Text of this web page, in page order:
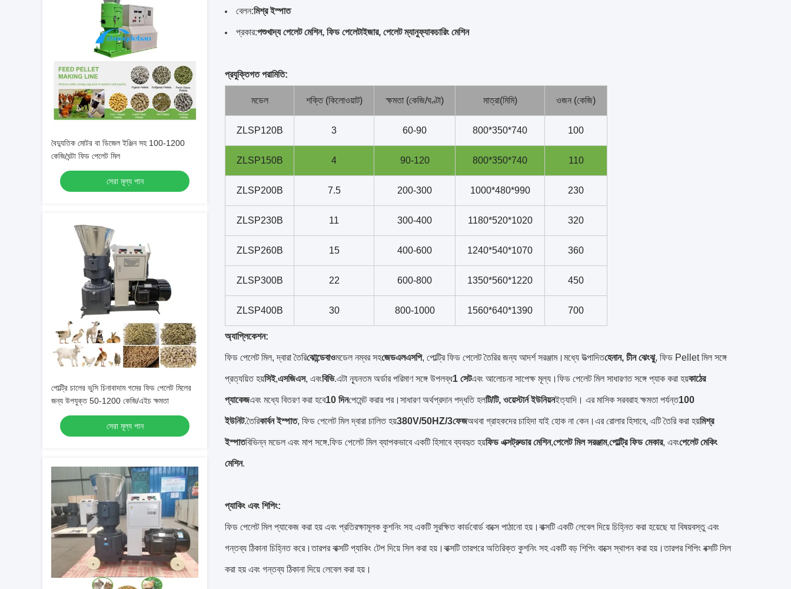
বৈদ্যুতিক মোটর বা ডিজেল ইঞ্জিন সহ 100-1200
কেজি/ঘন্টা ফিড পেলেট মিল
সেরা মূল্য পান
পোল্ট্রি চালের ভুসি চিনাবাদাম গমের ফিড পেলেট মিলের
জন্য উপযুক্ত 50-1200 কেজি/এইচ ক্ষমতা
সেরা মূল্য পান
বেলন:মিশ্র ইস্পাত
প্রকার:পশুখাদ্য পেলেট মেশিন, ফিড পেলেটাইজার, পেলেট ম্যানুফ্যাকচারিং মেশিন
প্রযুক্তিগত পরামিতি:
মডেল শক্তি (কিলোওয়াট) ক্ষমতা (কেজি/ঘণ্টা) মাত্রা(মিমি) ওজন (কেজি)
ZLSP120B 3 60-90 800*350*740 100
ZLSP150B 4 90-120 800*350*740 110
ZLSP200B 7.5 200-300 1000*480*990 230
ZLSP230B 11 300-400 1180*520*1020 320
ZLSP260B 15 400-600 1240*540*1070 360
ZLSP300B 22 600-800 1350*560*1220 450
ZLSP400B 30 800-1000 1560*640*1390 700
অ্যাপ্লিকেশন:
ফিড পেলেট মিল, দ্বারা তৈরিঝোন্ডেবাওমডেল নম্বর সহজেডএলএসপি, পোল্ট্রি ফিড পেলেট তৈরির জন্য আদর্শ সরঞ্জাম।মধ্যে উত্পাদিতহেনান, চীন ঝেংঝু, ফিড Pellet মিল সঙ্গে
প্রত্যয়িত হয়সিই,এসজিএস, এবংবিভি.এটা ন্যূনতম অর্ডার পরিমাণ সঙ্গে উপলব্ধ1 সেটএবং আলোচনা সাপেক্ষ মূল্য।ফিড পেলেট মিল সাধারণত সঙ্গে প্যাক করা হয়কাঠের
প্যাকেজএবং মধ্যে বিতরণ করা হবে10 দিনপেমেন্ট করার পর।সাধারণ অর্থপ্রদান পদ্ধতি হলটি/টি, ওয়েস্টার্ন ইউনিয়নইত্যাদি। এর মাসিক সরবরাহ ক্ষমতা পর্যন্ত100
ইউনিট.তৈরিকার্বন ইস্পাত, ফিড পেলেট মিল দ্বারা চালিত হয়380V/50HZ/3ফেজঅথবা গ্রাহকদের চাহিদা যাই হোক না কেন।এর রোলার হিসাবে, এটি তৈরি করা হয়মিশ্র
ইস্পাতবিভিন্ন মডেল এবং মাপ সঙ্গে.ফিড পেলেট মিল ব্যাপকভাবে একটি হিসাবে ব্যবহৃত হয়ফিড এক্সট্রুডার মেশিন,পেলেট মিল সরঞ্জাম,পোল্ট্রি ফিড মেকার, এবংপেলেট মেকিং
মেশিন.
প্যাকিং এবং শিপিং:
ফিড পেলেট মিল প্যাকেজ করা হয় এবং প্রতিরক্ষামূলক কুশনিং সহ একটি সুরক্ষিত কার্ডবোর্ড বাক্সে পাঠানো হয়।বাক্সটি একটি লেবেল দিয়ে চিহ্নিত করা হয়েছে যা বিষয়বস্তু এবং
গন্তব্য ঠিকানা চিহ্নিত করে।তারপর বাক্সটি প্যাকিং টেপ দিয়ে সিল করা হয়।বাক্সটি তারপরে অতিরিক্ত কুশনিং সহ একটি বড় শিপিং বাক্সে স্থাপন করা হয়।তারপর শিপিং বক্সটি সিল
করা হয় এবং গন্তব্য ঠিকানা দিয়ে লেবেল করা হয়।